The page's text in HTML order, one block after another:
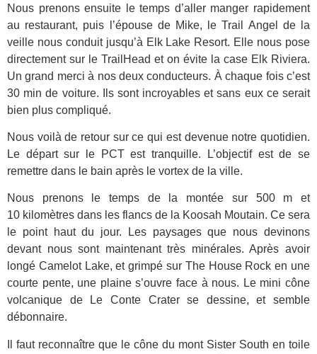
Nous prenons ensuite le temps d’aller manger rapidement
au restaurant, puis l’épouse de Mike, le Trail Angel de la
veille nous conduit jusqu’à Elk Lake Resort. Elle nous pose
directement sur le TrailHead et on évite la case Elk Riviera.
Un grand merci à nos deux conducteurs. À chaque fois c’est
30 min de voiture. Ils sont incroyables et sans eux ce serait
bien plus compliqué.
Nous voilà de retour sur ce qui est devenue notre quotidien.
Le départ sur le PCT est tranquille. L’objectif est de se
remettre dans le bain après le vortex de la ville.
Nous prenons le temps de la montée sur 500 m et
10 kilomètres dans les flancs de la Koosah Moutain. Ce sera
le point haut du jour. Les paysages que nous devinons
devant nous sont maintenant très minérales. Après avoir
longé Camelot Lake, et grimpé sur The House Rock en une
courte pente, une plaine s’ouvre face à nous. Le mini cône
volcanique de Le Conte Crater se dessine, et semble
débonnaire.
Il faut reconnaître que le cône du mont Sister South en toile